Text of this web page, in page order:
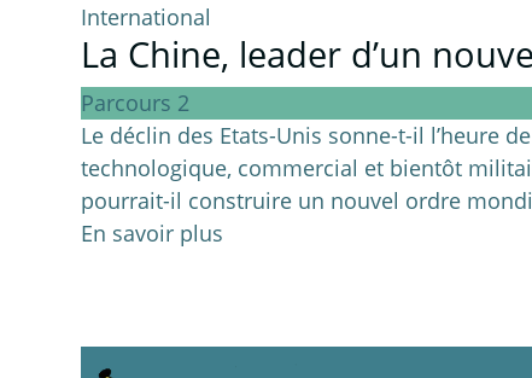
International
La Chine, leader d’un
Parcours 2
Le déclin des Etats-Unis sonne-t-il l’heure
technologique, commercial et bientôt
pourrait-il construire un nouvel ordre
En savoir plus